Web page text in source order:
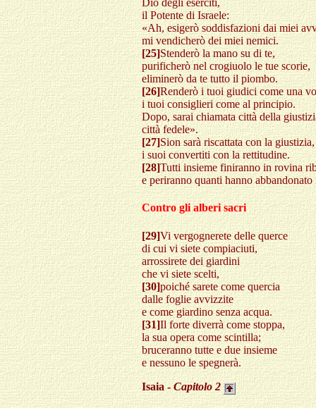
Dio degli eserciti,
il Potente di Israele:
«Ah, esigerò soddisfazioni dai miei
mi vendicherò dei miei nemici.
[25]Stenderò la mano su di te,
purificherò nel crogiuolo le tue scorie,
eliminerò da te tutto il piombo.
[26]Renderò i tuoi giudici come una
i tuoi consiglieri come al principio.
Dopo, sarai chiamata città della
città fedele».
[27]Sion sarà riscattata con la giustizia,
i suoi convertiti con la rettitudine.
[28]Tutti insieme finiranno in rovina
e periranno quanti hanno
Contro gli alberi sacri
[29]Vi vergognerete delle querce
di cui vi siete compiaciuti,
arrossirete dei giardini
che vi siete scelti,
[30]poiché sarete come quercia
dalle foglie avvizzite
e come giardino senza acqua.
[31]Il forte diverrà come stoppa,
la sua opera come scintilla;
bruceranno tutte e due insieme
e nessuno le spegnerà.
Isaia - Capitolo 2